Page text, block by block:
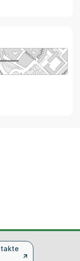
von MapBS.
Link, wird in einem